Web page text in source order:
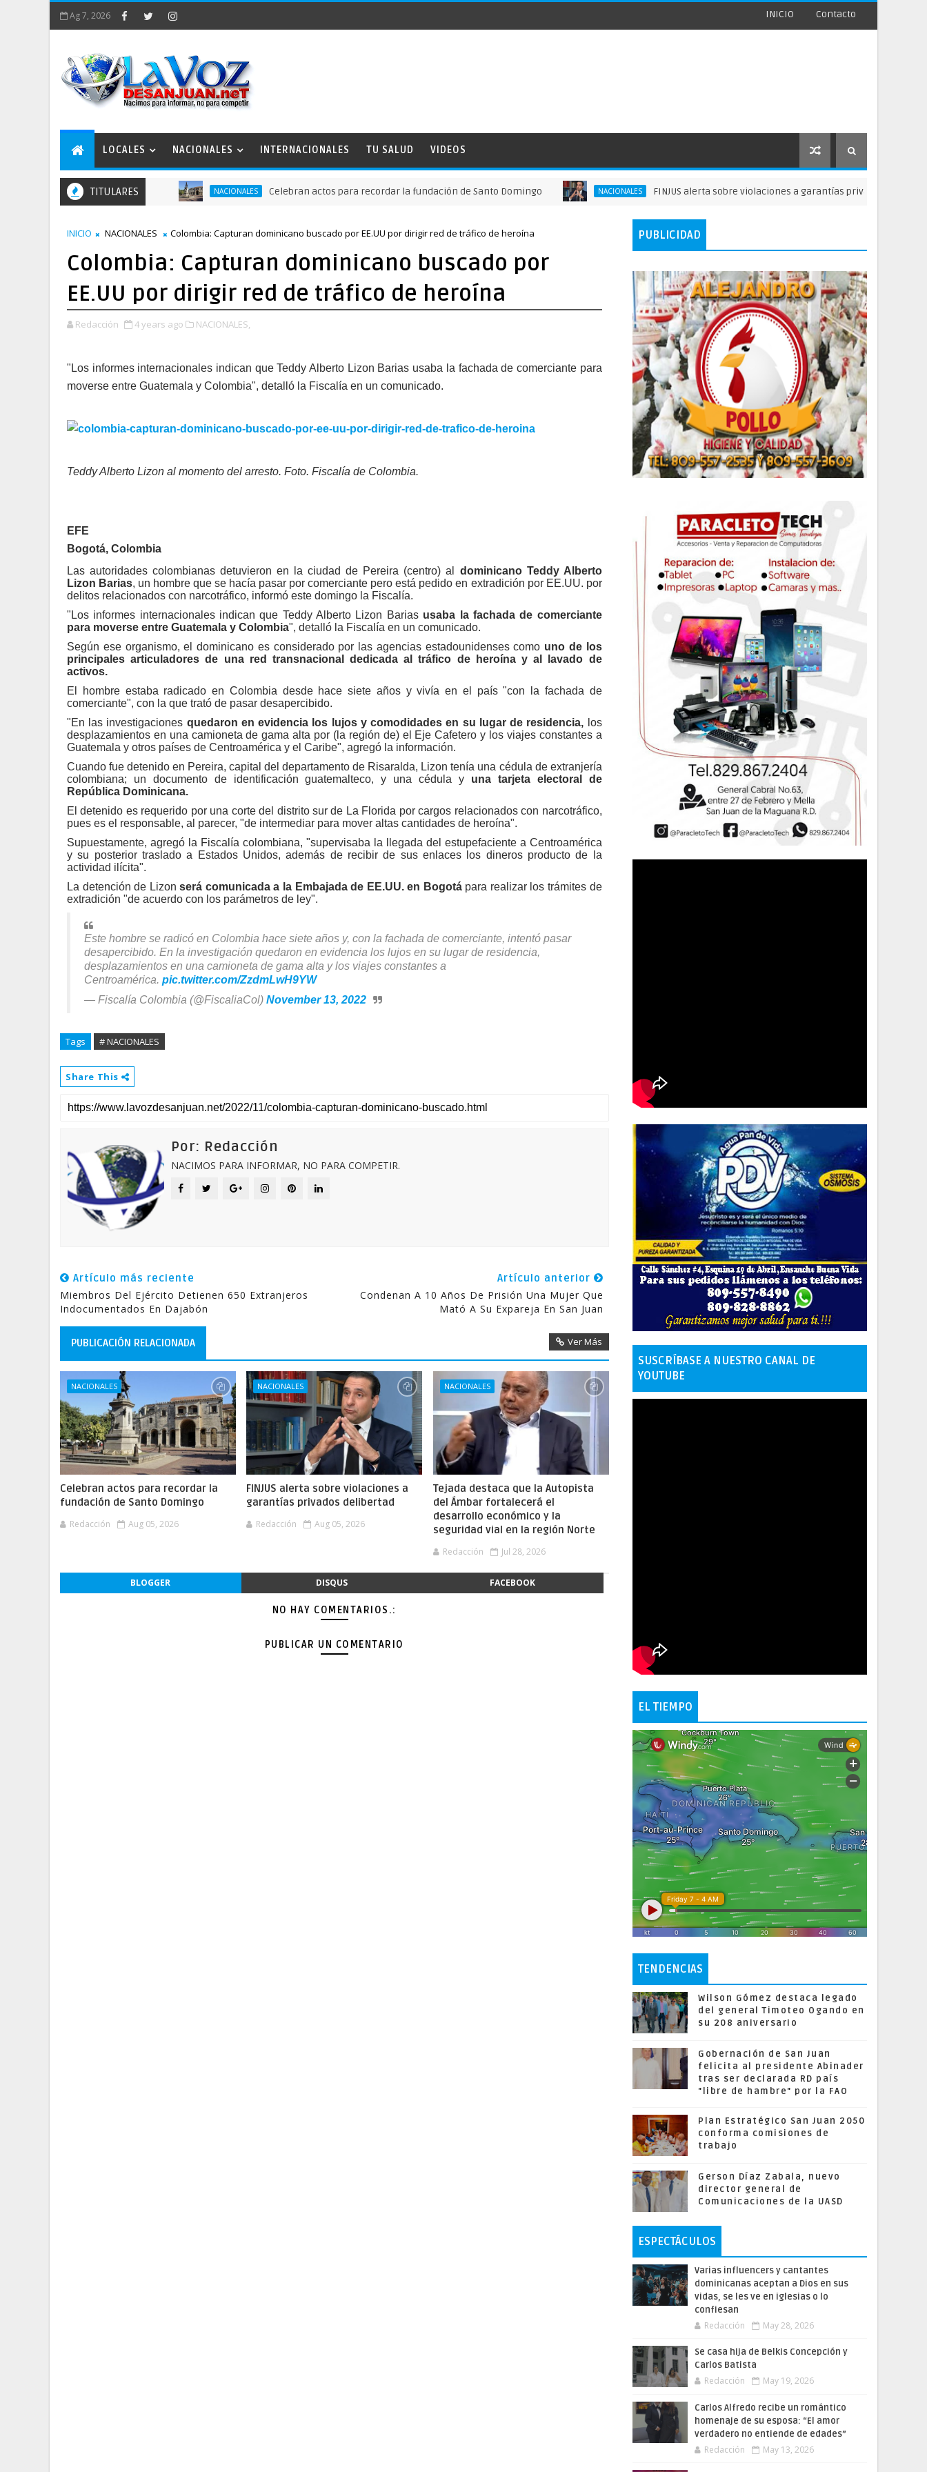
Ag 7, 2026 INICIO Contacto
LOCALES NACIONALES INTERNACIONALES TU SALUD VIDEOS
TITULARES NACIONALES Celebran actos para recordar la fundación de Santo Domingo NACIONALES FINJUS alerta sobre violaciones a garantías privados delibertad
INICIO NACIONALES Colombia: Capturan dominicano buscado por EE.UU por dirigir red de tráfico de heroína
Colombia: Capturan dominicano buscado por
EE.UU por dirigir red de tráfico de heroína
Redacción 4 years ago NACIONALES,
"Los informes internacionales indican que Teddy Alberto Lizon Barias usaba la fachada de comerciante para
moverse entre Guatemala y Colombia", detalló la Fiscalía en un comunicado.
Teddy Alberto Lizon al momento del arresto. Foto. Fiscalía de Colombia.
EFE
Bogotá, Colombia
Las autoridades colombianas detuvieron en la ciudad de Pereira (centro) al dominicano Teddy Alberto
Lizon Barias, un hombre que se hacía pasar por comerciante pero está pedido en extradición por EE.UU. por
delitos relacionados con narcotráfico, informó este domingo la Fiscalía.
"Los informes internacionales indican que Teddy Alberto Lizon Barias usaba la fachada de comerciante
para moverse entre Guatemala y Colombia", detalló la Fiscalía en un comunicado.
Según ese organismo, el dominicano es considerado por las agencias estadounidenses como uno de los
principales articuladores de una red transnacional dedicada al tráfico de heroína y al lavado de
activos.
El hombre estaba radicado en Colombia desde hace siete años y vivía en el país "con la fachada de
comerciante", con la que trató de pasar desapercibido.
"En las investigaciones quedaron en evidencia los lujos y comodidades en su lugar de residencia, los
desplazamientos en una camioneta de gama alta por (la región de) el Eje Cafetero y los viajes constantes a
Guatemala y otros países de Centroamérica y el Caribe", agregó la información.
Cuando fue detenido en Pereira, capital del departamento de Risaralda, Lizon tenía una cédula de extranjería
colombiana; un documento de identificación guatemalteco, y una cédula y una tarjeta electoral de
República Dominicana.
El detenido es requerido por una corte del distrito sur de La Florida por cargos relacionados con narcotráfico,
pues es el responsable, al parecer, "de intermediar para mover altas cantidades de heroína".
Supuestamente, agregó la Fiscalía colombiana, "supervisaba la llegada del estupefaciente a Centroamérica
y su posterior traslado a Estados Unidos, además de recibir de sus enlaces los dineros producto de la
actividad ilícita".
La detención de Lizonserá comunicada a la Embajada de EE.UU. en Bogotápara realizar los trámites de
extradición "de acuerdo con los parámetros de ley".
Este hombre se radicó en Colombia hace siete años y, con la fachada de comerciante, intentó pasar
desapercibido. En la investigación quedaron en evidencia los lujos en su lugar de residencia,
desplazamientos en una camioneta de gama alta y los viajes constantes a
Centroamérica. pic.twitter.com/ZzdmLwH9YW
— Fiscalía Colombia (@FiscaliaCol) November 13, 2022
Tags # NACIONALES
Share This
Por: Redacción
NACIMOS PARA INFORMAR, NO PARA COMPETIR.
Artículo más reciente
Miembros Del Ejército Detienen 650 Extranjeros
Indocumentados En Dajabón
Artículo anterior
Condenan A 10 Años De Prisión Una Mujer Que
Mató A Su Expareja En San Juan
PUBLICACIÓN RELACIONADA Ver Más
NACIONALES
Celebran actos para recordar la
fundación de Santo Domingo
Redacción Aug 05, 2026
NACIONALES
FINJUS alerta sobre violaciones a
garantías privados delibertad
Redacción Aug 05, 2026
NACIONALES
Tejada destaca que la Autopista
del Ámbar fortalecerá el
desarrollo económico y la
seguridad vial en la región Norte
Redacción Jul 28, 2026
BLOGGER DISQUS FACEBOOK
NO HAY COMENTARIOS.:
PUBLICAR UN COMENTARIO
PUBLICIDAD
SUSCRÍBASE A NUESTRO CANAL DE
YOUTUBE
EL TIEMPO
TENDENCIAS
Wilson Gómez destaca legado
del general Timoteo Ogando en
su 208 aniversario
Gobernación de San Juan
felicita al presidente Abinader
tras ser declarada RD país
"libre de hambre" por la FAO
Plan Estratégico San Juan 2050
conforma comisiones de
trabajo
Gerson Díaz Zabala, nuevo
director general de
Comunicaciones de la UASD
ESPECTÁCULOS
Varias influencers y cantantes
dominicanas aceptan a Dios en sus
vidas, se les ve en iglesias o lo
confiesan
Redacción May 28, 2026
Se casa hija de Belkis Concepción y
Carlos Batista
Redacción May 19, 2026
Carlos Alfredo recibe un romántico
homenaje de su esposa: “El amor
verdadero no entiende de edades”
Redacción May 13, 2026